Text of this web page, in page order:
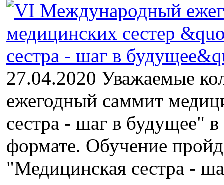
27.04.2020 Уважаемые
ежегодный саммит
сестра - шаг в будущее"
формате. Обучение
"Медицинская сестра -